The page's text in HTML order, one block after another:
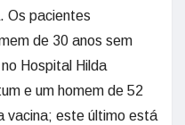
Os pacientes
de 30 anos sem
Hospital Hilda
e um homem de 52
vacina; este último está